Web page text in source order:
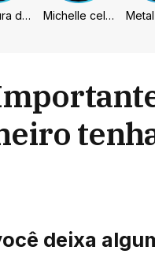
Prefeitura de Sumaré inaugura nova subsede da GCM na Área Cura Michelle celebra vice de Flávio: “Que chapa possa ser vitoriosa”
deixa